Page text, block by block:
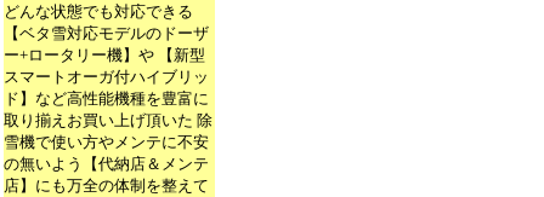
どんな状態でも対応できる
【ベタ雪対応モデルのドーザ
ー+ロータリー機】や 【新型
スマートオーガ付ハイブリッ
ド】など高性能機種を豊富に
取り揃えお買い上げ頂いた 除
雪機で使い方やメンテに不安
の無いよう【代納店＆メンテ
店】にも万全の体制を整えて